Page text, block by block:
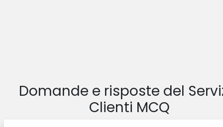
Domande e risposte del
Clienti MCQ